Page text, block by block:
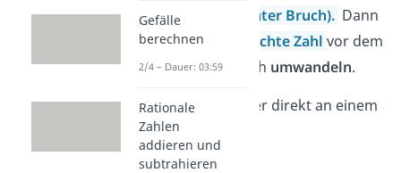
dividieren
(Gemischter Bruch). Dann
musst du die
gemischte Zahl vor dem
Teilen in einen Bruch umwandeln.
Schau dir das wieder direkt an einem
Beispiel an:
Gefälle
berechnen
2/4 – Dauer: 03:59
Rationale
Zahlen
addieren und
subtrahieren